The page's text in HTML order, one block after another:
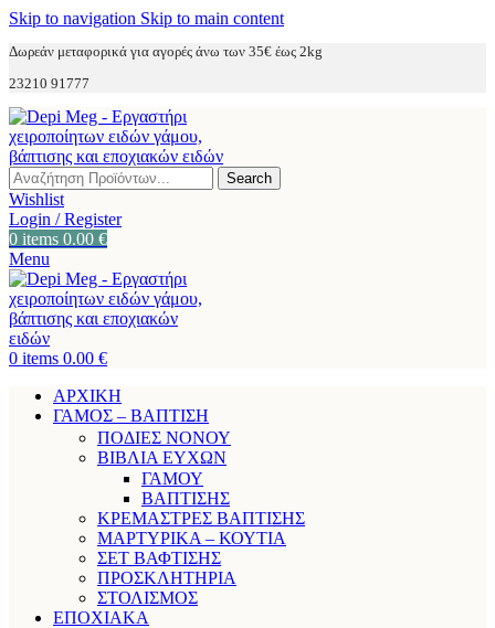
Skip to navigation Skip to main content
Δωρεάν μεταφορικά για αγορές άνω των 35€ έως 2kg
23210 91777
Search
Wishlist
Login / Register
0 items 0.00 €
Menu
0 items 0.00 €
ΑΡΧΙΚΗ
ΓΑΜΟΣ – ΒΑΠΤΙΣΗ
ΠΟΔΙΕΣ ΝΟΝΟΥ
ΒΙΒΛΙΑ ΕΥΧΩΝ
ΓΑΜΟΥ
ΒΑΠΤΙΣΗΣ
ΚΡΕΜΑΣΤΡΕΣ ΒΑΠΤΙΣΗΣ
ΜΑΡΤΥΡΙΚΑ – ΚΟΥΤΙΑ
ΣΕΤ ΒΑΦΤΙΣΗΣ
ΠΡΟΣΚΛΗΤΗΡΙΑ
ΣΤΟΛΙΣΜΟΣ
ΕΠΟΧΙΑΚΑ